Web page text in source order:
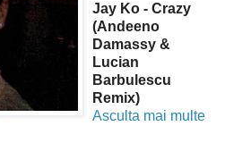
Jay Ko - Crazy
(Andeeno
Damassy &
Lucian
Barbulescu
Remix)
Asculta mai multe